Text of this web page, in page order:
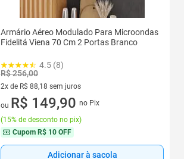
Armário Aéreo Modulado Para Microondas
Fidelitá Viena 70 Cm 2 Portas Branco
4.5 (8)
R$ 256,00
2x de R$ 88,18 sem juros
2 vez de R$ 88,18 sem juros
ou R$ 149,90 no Pix
(15% de desconto no pix)
Cupom R$ 10 OFF
Adicionar à sacola